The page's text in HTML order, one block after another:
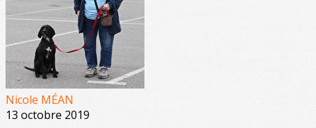
Nicole MÉAN
13 octobre 2019